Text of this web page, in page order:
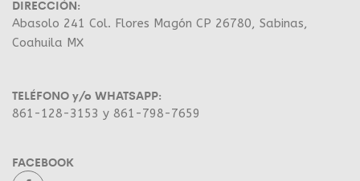
DIRECCIÓN:
Abasolo 241 Col. Flores Magón CP 26780, Sabinas,
Coahuila MX
TELÉFONO y/o WHATSAPP:
861-128-3153 y 861-798-7659
FACEBOOK